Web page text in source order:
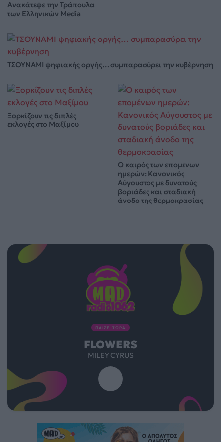
Ανακάτεψε την Τράπουλα
των Ελληνικών Media
ΤΣΟΥΝΑΜΙ ψηφιακής οργής… συμπαρασύρει την κυβέρνηση
Ξορκίζουν τις διπλές
εκλογές στο Μαξίμου
Ο καιρός των επομένων
ημερών: Κανονικός
Αύγουστος με δυνατούς
βοριάδες και σταδιακή
άνοδο της θερμοκρασίας
ΠΑΙΖΕΙ ΤΩΡΑ
FLOWERS
MILEY CYRUS